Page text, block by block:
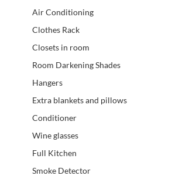
Air Conditioning
Clothes Rack
Closets in room
Room Darkening Shades
Hangers
Extra blankets and pillows
Conditioner
Wine glasses
Full Kitchen
Smoke Detector